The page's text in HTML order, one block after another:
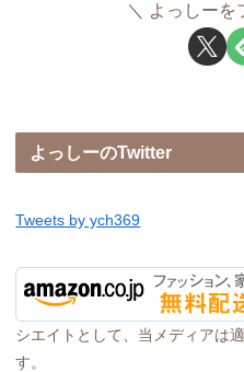
よっしーを
よっしーのTwitter
Tweets by ych369
シエイトとして、当メディアは
す。